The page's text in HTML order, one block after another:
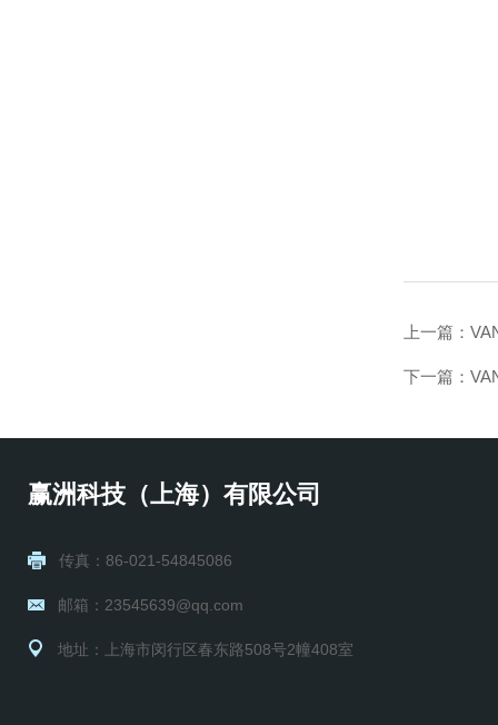
上一篇：
下一篇：
赢洲科技（上海）有限公司
传真：86-021-54845086
邮箱：23545639@qq.com
地址：上海市闵行区春东路508号2幢408室